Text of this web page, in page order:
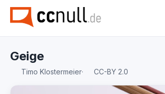
Geige
Timo Klostermeier· CC-BY 2.0